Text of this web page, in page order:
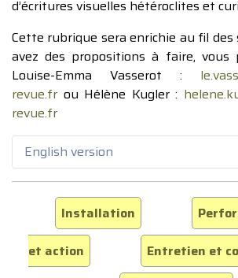
d’écritures visuelles hétéroclites et
Cette rubrique sera enrichie au fil des
avez des propositions à faire, vous
Louise-Emma Vasserot :
revue.fr ou Hélène Kugler :
revue.fr
English version
Installation
et action
Entretien et